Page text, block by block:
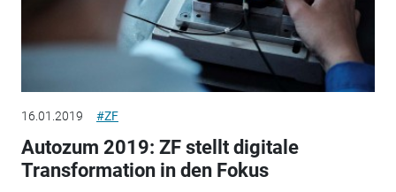
16.01.2019 #ZF
Autozum 2019: ZF stellt digitale
Transformation in den Fokus